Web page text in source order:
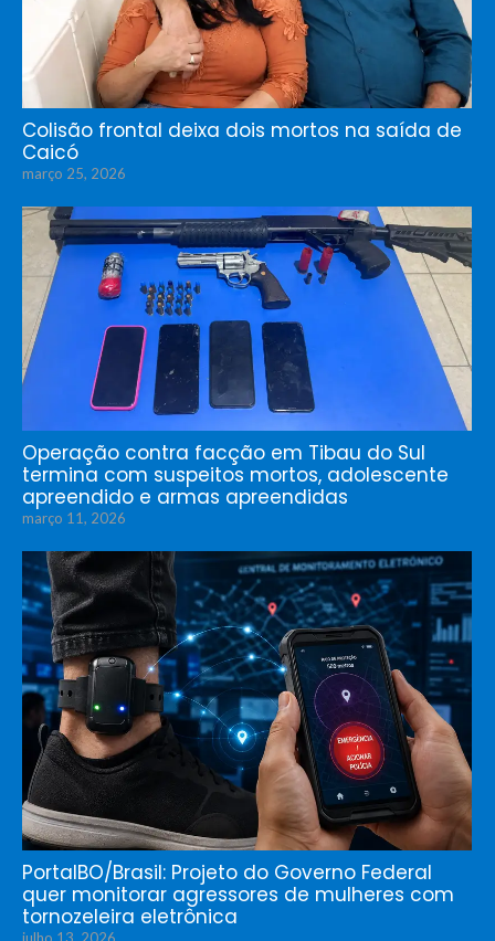
Colisão frontal deixa dois mortos na saída de
Caicó
março 25, 2026
Operação contra facção em Tibau do Sul
termina com suspeitos mortos, adolescente
apreendido e armas apreendidas
março 11, 2026
PortalBO/Brasil: Projeto do Governo Federal
quer monitorar agressores de mulheres com
tornozeleira eletrônica